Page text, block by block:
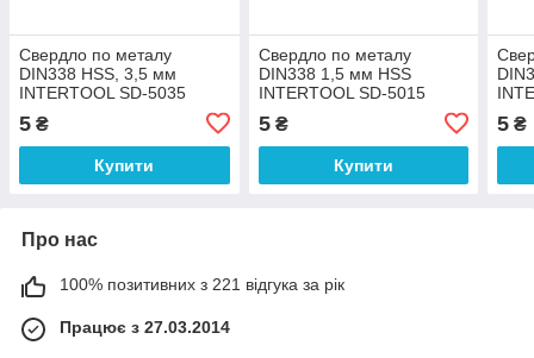
Свердло по металу
DIN338 HSS, 3,5 мм
INTERTOOL SD-5035
5 ₴
Купити
Свердло по металу
DIN338 1,5 мм HSS
INTERTOOL SD-5015
5₴
Купити
5 ₴
Про нас
100% позитивних з 221 відгука за рік
Працює з 27.03.2014